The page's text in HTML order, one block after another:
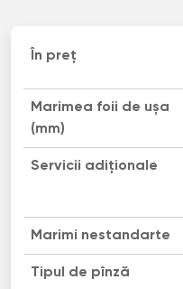
În preț
Marimea foii de ușa
(mm)
Servicii adiționale
Marimi nestandarte
Tipul de pînză